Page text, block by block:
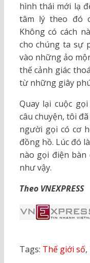
hình thái mới lạ
tâm lý theo đó
Không có cách
cho chúng ta sự
vào những ảo
thế cảnh giác
từ những giây
Quay lại cuộc
câu chuyện, tôi
người gọi có cơ
đồng hồ. Lúc đó
nào gọi điện bàn
như vậy.
Theo VNEXPRESS
Tags: Thế giới số,